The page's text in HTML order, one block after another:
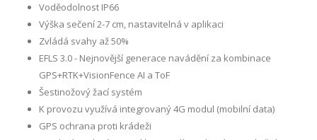
Voděodolnost IP66
Výška sečení 2-7 cm, nastavitelná v aplikaci
Zvládá svahy až 50%
EFLS 3.0 - Nejnovější generace navádění za kombinace
GPS+RTK+VisionFence AI a ToF
Šestinožový žací systém
K provozu využívá integrovaný 4G modul (mobilní data)
GPS ochrana proti krádeži